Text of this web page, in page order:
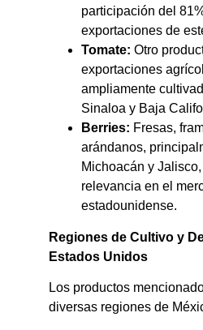
participación del
exportaciones de
Tomate: Otro
exportaciones
ampliamente
Sinaloa y Baja
Berries: Fresas,
arándanos,
Michoacán y
relevancia en el
estadounidense.​
Regiones de Cultivo y
Estados Unidos
Los productos
diversas regiones de